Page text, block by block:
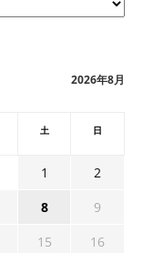
2026年8月
土 日
1
2
8
9
15
16